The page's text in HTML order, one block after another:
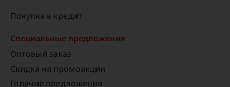
Покупка в кредит
Специальные предложения
Оптовый заказ
Скидка на промоакции
Горячие предложения